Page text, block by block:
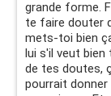
grande forme.
te faire douter
mets-toi bien
lui s'il veut
de tes doutes,
pourrait